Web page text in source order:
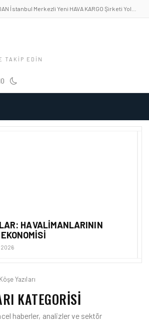
TAKIP EDIN
HAVALIMANLARININ
2026
Yazıları
KATEGORISI
haberler, analizler ve sektör